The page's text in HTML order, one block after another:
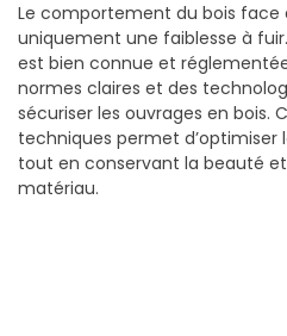
Le comportement du bois face
uniquement une faiblesse à
est bien connue et
normes claires et des
sécuriser les ouvrages en bois.
techniques permet
tout en conservant la beauté
matériau.